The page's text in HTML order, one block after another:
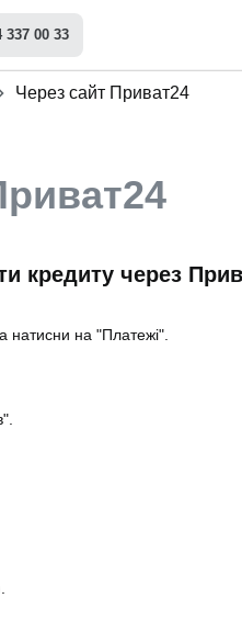
337 00 33
Через сайт Приват24
кредиту через
натисни на "Платежі".